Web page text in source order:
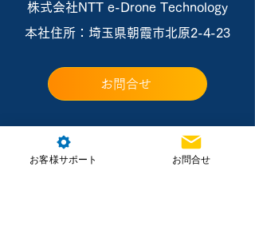
株式会社NTT e-Drone Technology
本社住所：埼玉県朝霞市北原2-4-23
お問合せ
お客様サポート お問合せ